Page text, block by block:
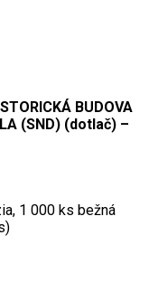
BUDOVA
(SND) (dotlač) –
1 000 ks bežná